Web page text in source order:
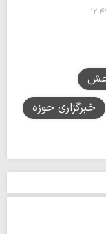
خبرگزاری حوزه